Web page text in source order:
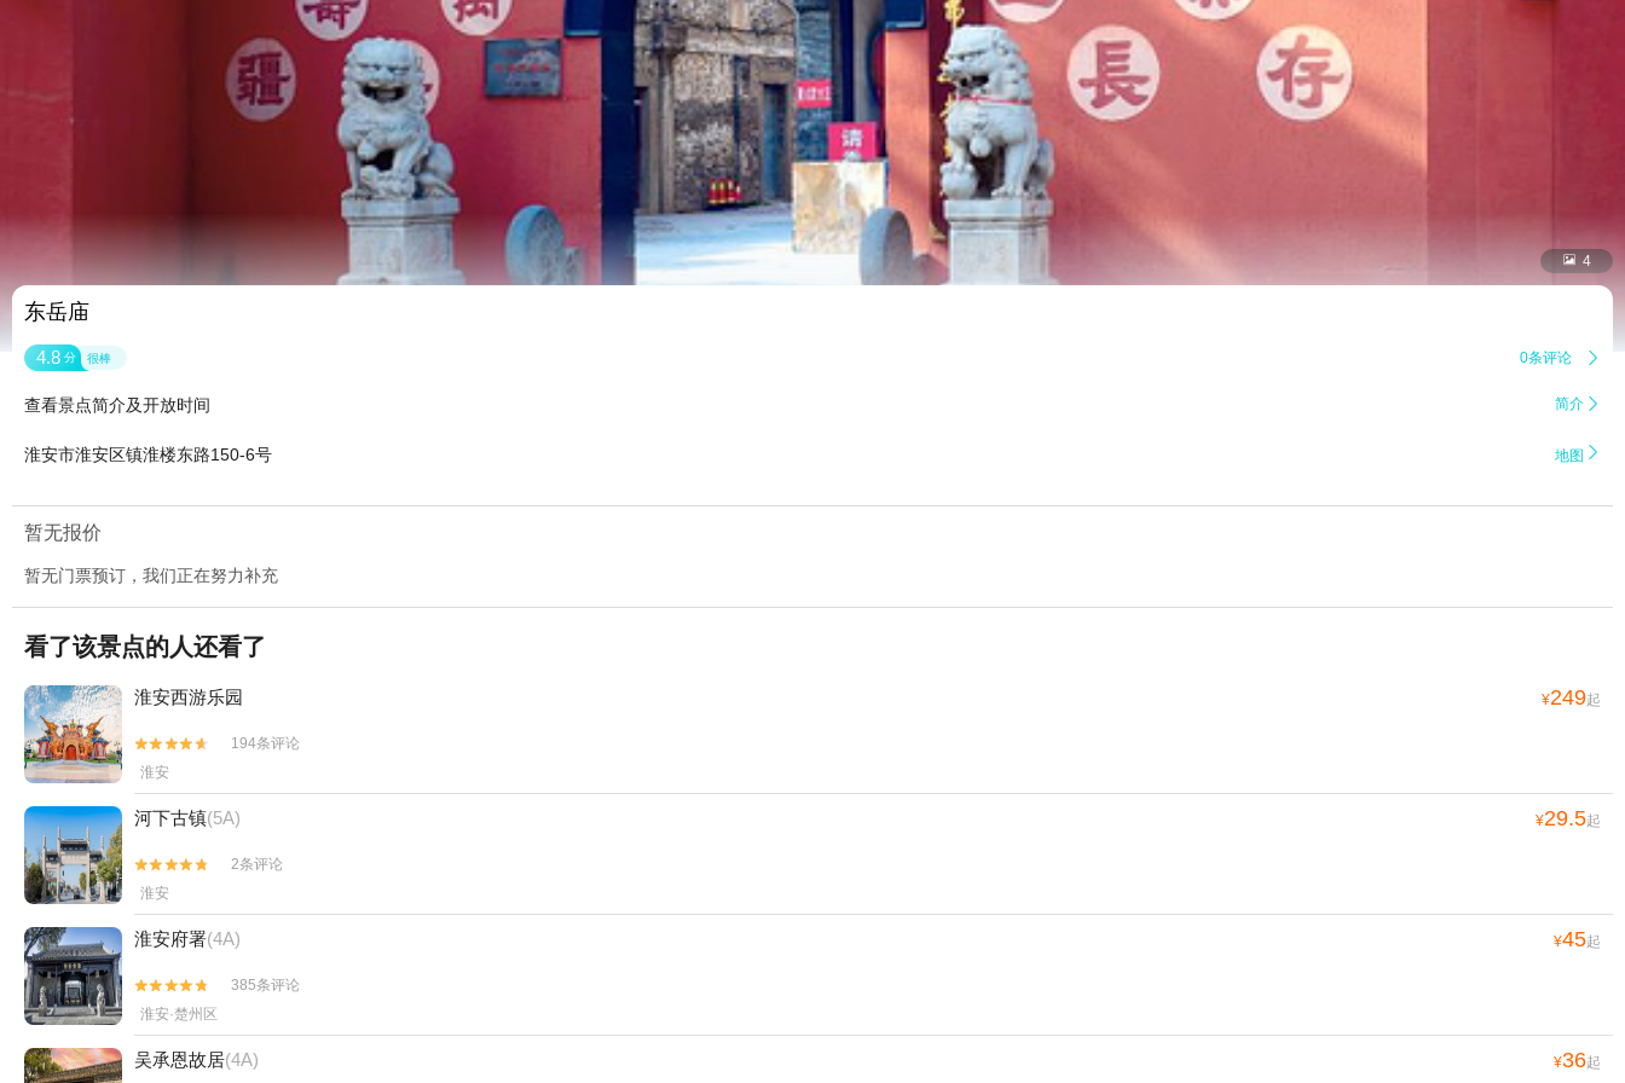
 4
东岳庙
4.8 分 很棒 0条评论 
查看景点简介及开放时间 简介 
淮安市淮安区镇淮楼东路150-6号 地图 
暂无报价
暂无门票预订，我们正在努力补充
看了该景点的人还看了
淮安西游乐园 ¥249起


194条评论
淮安
河下古镇(5A) ¥29.5起


2条评论
淮安
淮安府署(4A) ¥45起


385条评论
淮安·楚州区
吴承恩故居(4A) ¥36起